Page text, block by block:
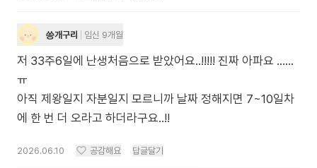
씅개구리 임신 9개월
저 33주6일에 난생처음으로 받았어요..!!!!! 진짜 아파요 ......
ㅠ
아직 제왕일지 자분일지 모르니까 날짜 정해지면 7~10일차
에 한 번 더 오라고 하더라구요..!!
2026.06.10 공감해요 답글달기